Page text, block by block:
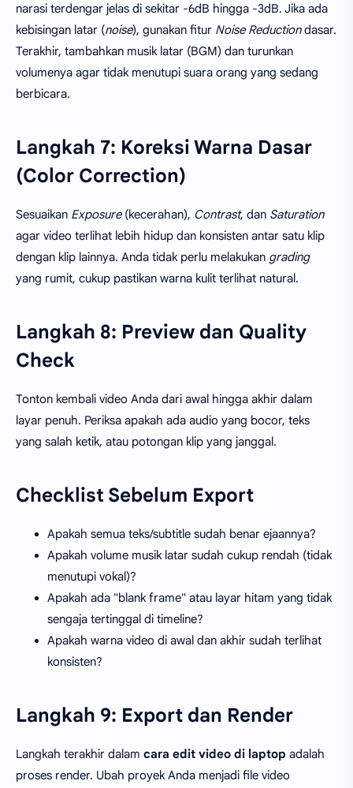
narasi terdengar jelas di sekitar -6dB hingga -3dB. Jika ada
kebisingan latar (noise), gunakan fitur Noise Reductiondasar.
Terakhir, tambahkan musik latar (BGM) dan turunkan
volumenya agar tidak menutupi suara orang yang sedang
berbicara.
Langkah 7: Koreksi Warna Dasar
(Color Correction)
Sesuaikan Exposure(kecerahan), Contrast, dan Saturation
agar video terlihat lebih hidup dan konsisten antar satu klip
dengan klip lainnya. Anda tidak perlu melakukan grading
yang rumit, cukup pastikan warna kulit terlihat natural.
Langkah 8: Preview dan Quality
Check
Tonton kembali video Anda dari awal hingga akhir dalam
layar penuh. Periksa apakah ada audio yang bocor, teks
yang salah ketik, atau potongan klip yang janggal.
Checklist Sebelum Export
Apakah semua teks/subtitle sudah benar ejaannya?
Apakah volume musik latar sudah cukup rendah (tidak
menutupi vokal)?
Apakah ada "blank frame" atau layar hitam yang tidak
sengaja tertinggal di timeline?
Apakah warna video di awal dan akhir sudah terlihat
konsisten?
Langkah 9: Export dan Render
Langkah terakhir dalam cara edit video di laptop adalah
proses render. Ubah proyek Anda menjadi file video